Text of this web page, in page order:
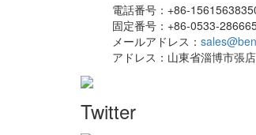
電話番号： +86-
固定番号： +86-0533-
メールアドレス：
アドレス： 山東省淄博市張
Twitter